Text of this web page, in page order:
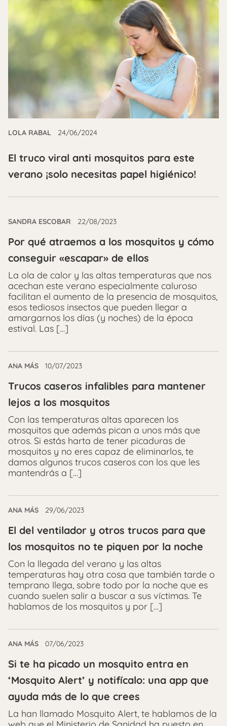
LOLA RABAL 24/06/2024
El truco viral anti mosquitos para este
verano ¡solo necesitas papel higiénico!
SANDRA ESCOBAR 22/08/2023
Por qué atraemos a los mosquitos y cómo
conseguir «escapar» de ellos
La ola de calor y las altas temperaturas que nos
acechan este verano especialmente caluroso
facilitan el aumento de la presencia de mosquitos,
esos tediosos insectos que pueden llegar a
amargarnos los días (y noches) de la época
estival. Las […]
ANA MÁS 10/07/2023
Trucos caseros infalibles para mantener
lejos a los mosquitos
Con las temperaturas altas aparecen los
mosquitos que además pican a unos más que
otros. Si estás harta de tener picaduras de
mosquitos y no eres capaz de eliminarlos, te
damos algunos trucos caseros con los que les
mantendrás a […]
ANA MÁS 29/06/2023
El del ventilador y otros trucos para que
los mosquitos no te piquen por la noche
Con la llegada del verano y las altas
temperaturas hay otra cosa que también tarde o
temprano llega, sobre todo por la noche que es
cuando suelen salir a buscar a sus víctimas. Te
hablamos de los mosquitos y por […]
ANA MÁS 07/06/2023
Si te ha picado un mosquito entra en
‘Mosquito Alert’ y notifícalo: una app que
ayuda más de lo que crees
La han llamado Mosquito Alert, te hablamos de la